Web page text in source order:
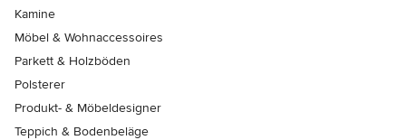
Kamine
Möbel & Wohnaccessoires
Parkett & Holzböden
Polsterer
Produkt- & Möbeldesigner
Teppich & Bodenbeläge